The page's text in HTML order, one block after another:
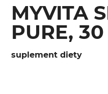
MYVITA
PURE,
suplement diety